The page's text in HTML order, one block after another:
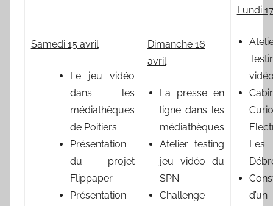
Samedi 15 avril
Le jeu vidéo
dans les
médiathèques
de Poitiers
Présentation
du projet
Flippaper
Présentation
Dimanche 16
avril
La presse en
ligne dans les
médiathèques
Atelier testing
jeu vidéo du
SPN
Challenge
Lundi